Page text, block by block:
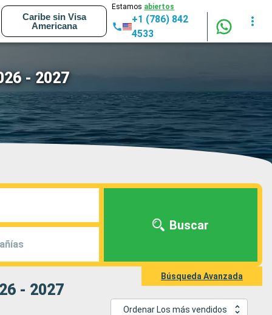
Caribe sin Visa
Americana
Estamos abiertos
+1 (786) 842
4533
- 2027
Buscar
Búsqueda Avanzada
- 2027
Ordenar Los más vendidos